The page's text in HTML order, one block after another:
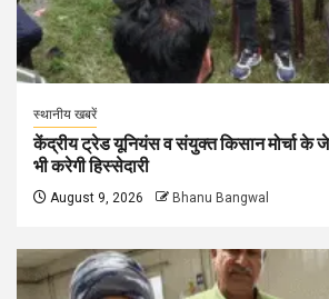
स्थानीय खबरें
केंद्रीय ट्रेड यूनियंस व संयुक्त किसान मोर्चा के
भी करेगी हिस्सेदारी
August 9, 2026 Bhanu Bangwal